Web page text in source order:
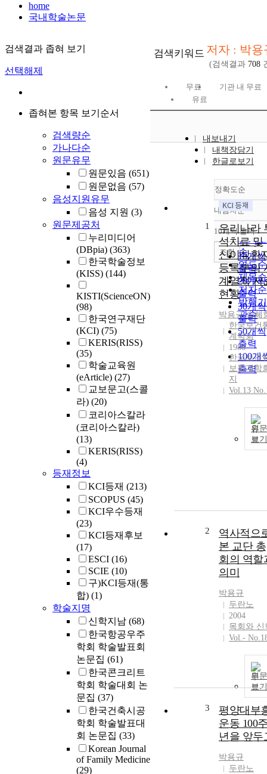
home
국내학술논문
검색결과 좁혀 보기
선택해제
좁혀본 항목 보기순서
검색량순
가나다순
원문유무
원문있음 (651)
원문없음 (57)
음성지원유무
음성 지원 (3)
원문제공처
누리미디어
(DBpia) (363)
한국학술정보
(KISS) (144)
KISTI(ScienceON)
(98)
한국연구재단
(KCI) (75)
KERIS(RISS)
(35)
학술교육원
(eArticle) (27)
교보문고(스콜
라) (20)
코리아스칼라
(코리아스칼라)
(13)
KERIS(RISS)
(4)
등재정보
KCI등재 (213)
SCOPUS (45)
KCI우수등재
(23)
KCI등재후보
(17)
ESCI (16)
SCIE (10)
구)KCI등재(통
합) (1)
학술지명
신학지남 (68)
한국항공우주
학회 학술발표회
논문집 (61)
한국콘크리트
학회 학술대회 논
문집 (37)
한국건축시공
학회 학술발표대
회 논문집 (33)
Korean Journal
of Family Medicine
(29)
검색키워드 저자 : 박용
(검색결과 708
무료
기관 내 무료
유료
내보내기
내책장담기
한글로보기
정확도순
정확도
순
인기도
순
연도순
제목순
저자순
발행기
관순
내림차순
내림
10개씩 출력
10개씩
출력
20개씩
출력
30개씩
출력
50개씩
출력
100개
출력
조회
1
우리나라
석치료 및
신이식환
등록부의
계열적 자
현황
박용규,송혜
한국보건
계학회
1988
한국보건
보통계학
지
Vol.13
원문
보기
2
역사적으
본 교단 총
회의 역할
의미
박용규
두란노
2004
목회와 신
Vol.-
원문
보기
3
평양대부
운동 100
년을 앞두
박용규
두란노